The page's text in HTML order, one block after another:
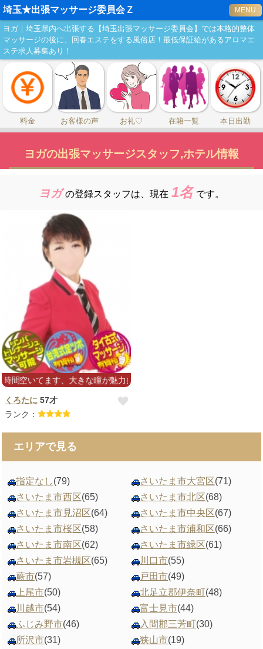
埼玉★出張マッサージ委員会Ｚ MENU
ヨガ｜埼玉県内へ出張する【埼玉出張マッサージ委員会】では本格的整体
マッサージの後に、回春エステをする風俗店！最低保証給があるアロマエ
ステ求人募集あり！
料金 お客様の声 お礼♡ 在籍一覧 本日出勤
ヨガの出張マッサージスタッフ,ホテル情報
ヨガ の登録スタッフは、 現在 1名 です。
間空いてます、大きな瞳が魅力的♪一緒に居るだけで癒される美人
くろたに 57才
ランク：
エリアで見る
指定なし(79) さいたま市大宮区(71)
さいたま市西区(65) さいたま市北区(68)
さいたま市見沼区(64) さいたま市中央区(67)
さいたま市桜区(58) さいたま市浦和区(66)
さいたま市南区(62) さいたま市緑区(61)
さいたま市岩槻区(65) 川口市(55)
蕨市(57) 戸田市(49)
上尾市(50) 北足立郡伊奈町(48)
川越市(54) 富士見市(44)
ふじみ野市(46) 入間郡三芳町(30)
所沢市(31) 狭山市(19)